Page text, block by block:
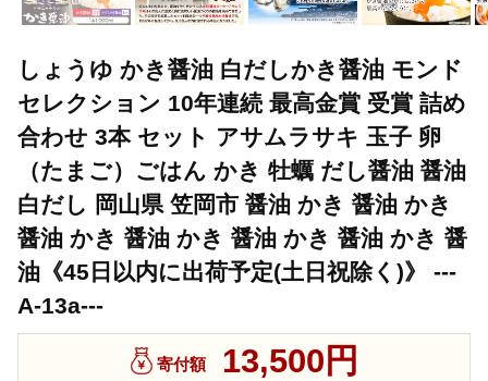
しょうゆ かき醤油 白だしかき醤油 モンド
セレクション 10年連続 最高金賞 受賞 詰め
合わせ 3本 セット アサムラサキ 玉子 卵
（たまご）ごはん かき 牡蠣 だし醤油 醤油
白だし 岡山県 笠岡市 醤油 かき 醤油 かき
醤油 かき 醤油 かき 醤油 かき 醤油 かき 醤
油《45日以内に出荷予定(土日祝除く)》 ---
A-13a---
寄付額 13,500円